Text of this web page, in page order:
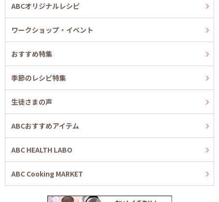
ABCオリジナルレシピ
ワークショップ・イベント
おすすめ特集
季節のレシピ特集
生徒さまの声
ABCおすすめアイテム
ABC HEALTH LABO
ABC Cooking MARKET